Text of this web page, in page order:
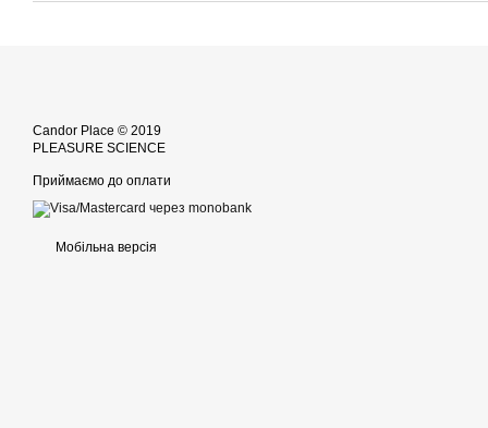
Candor Place © 2019
PLEASURE SCIENCE
Приймаємо до оплати
Мобільна версія